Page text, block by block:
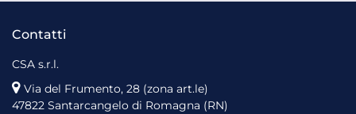
Contatti
CSA s.r.l.
Via del Frumento, 28 (zona art.le)
47822 Santarcangelo di Romagna (RN)